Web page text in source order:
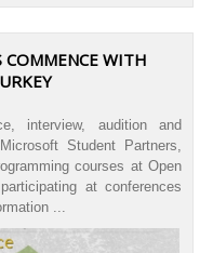
COMMENCE WITH
interview, audition and
Student Partners,
courses at Open
at conferences
...